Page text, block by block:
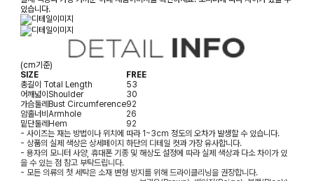
있습니다.
(cm기준)
SIZE
FREE
총길이 Total Length
53
어깨넓이 Shoulder
30
가슴둘레 Bust Circumference92
암홀너비 Armhole
26
밑단둘레 Hem
92
- 사이즈는 재는 방법이나 위치에 따라 1~3cm 정도의 오차가 발생할 수 있습니다.
- 상품의 실제 색상은 상세페이지 하단의 디테일 컷과 가장 유사합니다.
- 용자의 모니터 사양, 휴대폰 기종 및 해상도 설정에 따라 실제 색상과 다소 차이가 있
을 수 있는 점 참고 부탁드립니다.
- 모든 의류의 첫 세탁은 소재 변형 방지를 위해 드라이클리닝을 권장합니다.